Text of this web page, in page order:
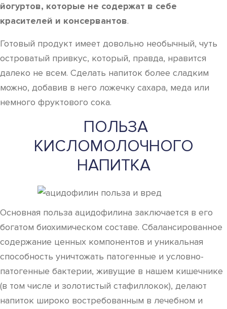
йогуртов, которые не содержат в себе
красителей и консервантов.
Готовый продукт имеет довольно необычный, чуть
островатый привкус, который, правда, нравится
далеко не всем. Сделать напиток более сладким
можно, добавив в него ложечку сахара, меда или
немного фруктового сока.
ПОЛЬЗА
КИСЛОМОЛОЧНОГО
НАПИТКА
Основная польза ацидофилина заключается в его
богатом биохимическом составе. Сбалансированное
содержание ценных компонентов и уникальная
способность уничтожать патогенные и условно-
патогенные бактерии, живущие в нашем кишечнике
(в том числе и золотистый стафиллокок), делают
напиток широко востребованным в лечебном и